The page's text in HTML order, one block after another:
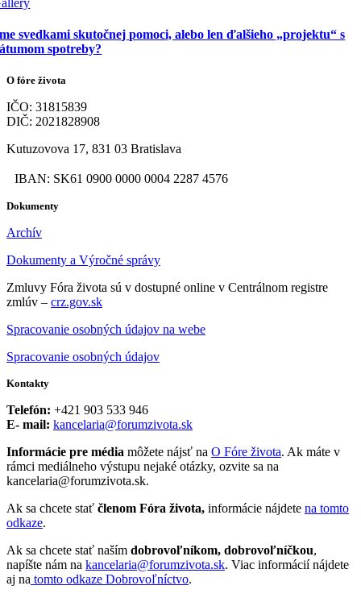
svedkami skutočnej pomoci, alebo len ďalšieho „projektu“ s
spotreby?
O fóre života
IČO: 31815839
DIČ: 2021828908
Kutuzovova 17, 831 03 Bratislava
IBAN: SK61 0900 0000 0004 2287 4576
Dokumenty
Archív
Dokumenty a Výročné správy
Zmluvy Fóra života sú v dostupné online v Centrálnom registre
zmlúv – crz.gov.sk
Spracovanie osobných údajov na webe
Spracovanie osobných údajov
Kontakty
Telefón: +421 903 533 946
E- mail: kancelaria@forumzivota.sk
Informácie pre média môžete nájsť na O Fóre života. Ak máte v
rámci mediálneho výstupu nejaké otázky, ozvite sa na
kancelaria@forumzivota.sk.
Ak sa chcete stať členom Fóra života, informácie nájdete na tomto
odkaze.
Ak sa chcete stať naším dobrovoľníkom, dobrovoľníčkou,
napíšte nám na kancelaria@forumzivota.sk. Viac informácií nájdete
aj na tomto odkaze Dobrovoľníctvo.